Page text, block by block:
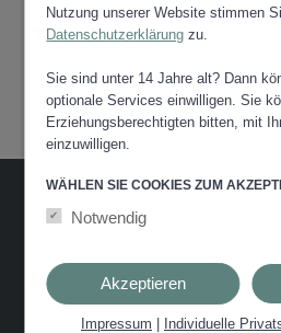
STADTGEMEINDE
Hauptplatz
8570
T: +43 3142
F: +43 3142
Nutzung unserer Website stimmen
Datenschutzerklärung zu.
Sie sind unter 14 Jahre alt? Dann
optionale Services einwilligen. Sie
Erziehungsberechtigten bitten, mit
einzuwilligen.
WÄHLEN SIE COOKIES ZUM
Notwendig
Akzeptieren
Impressum Individuelle